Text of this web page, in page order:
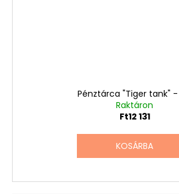
Pénztárca "Tiger tank"
Raktáron
Ft12 131
KOSÁRBA